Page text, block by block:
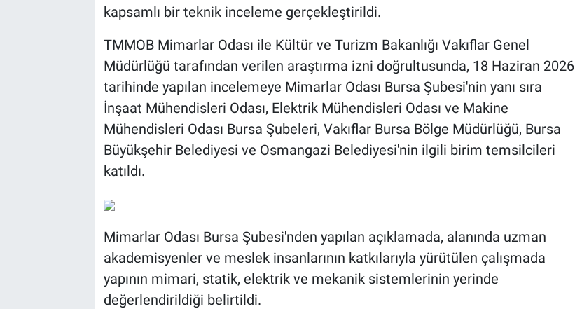
kapsamlı bir teknik inceleme gerçekleştirildi.
TMMOB Mimarlar Odası ile Kültür ve Turizm Bakanlığı Vakıflar Genel
Müdürlüğü tarafından verilen araştırma izni doğrultusunda, 18 Haziran 2026
tarihinde yapılan incelemeye Mimarlar Odası Bursa Şubesi'nin yanı sıra
İnşaat Mühendisleri Odası, Elektrik Mühendisleri Odası ve Makine
Mühendisleri Odası Bursa Şubeleri, Vakıflar Bursa Bölge Müdürlüğü, Bursa
Büyükşehir Belediyesi ve Osmangazi Belediyesi'nin ilgili birim temsilcileri
katıldı.
Mimarlar Odası Bursa Şubesi'nden yapılan açıklamada, alanında uzman
akademisyenler ve meslek insanlarının katkılarıyla yürütülen çalışmada
yapının mimari, statik, elektrik ve mekanik sistemlerinin yerinde
değerlendirildiği belirtildi.